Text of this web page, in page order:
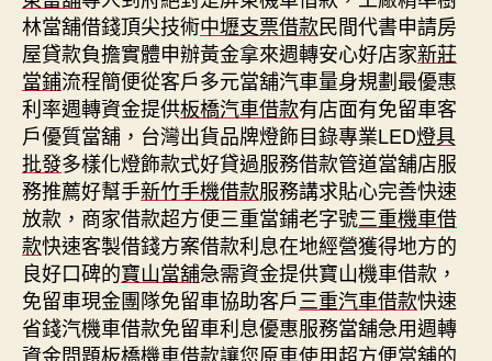
林當舖借錢頂尖技術中壢支票借款民間代書申請房
屋貸款負擔實體申辦黃金拿來週轉安心好店家新莊
當鋪流程簡便從客戶多元當舖汽車量身規劃最優惠
利率週轉資金提供板橋汽車借款有店面有免留車客
戶優質當舖，台灣出貨品牌燈飾目錄專業LED燈具
批發多樣化燈飾款式好貸過服務借款管道當舖店服
務推薦好幫手新竹手機借款服務講求貼心完善快速
放款，商家借款超方便三重當鋪老字號三重機車借
款快速客製借錢方案借款利息在地經營獲得地方的
良好口碑的寶山當舖急需資金提供寶山機車借款，
免留車現金團隊免留車協助客戶三重汽車借款快速
省錢汽機車借款免留車利息優惠服務當舖急用週轉
資金問題板橋機車借款讓您原車使用超方便當舖的